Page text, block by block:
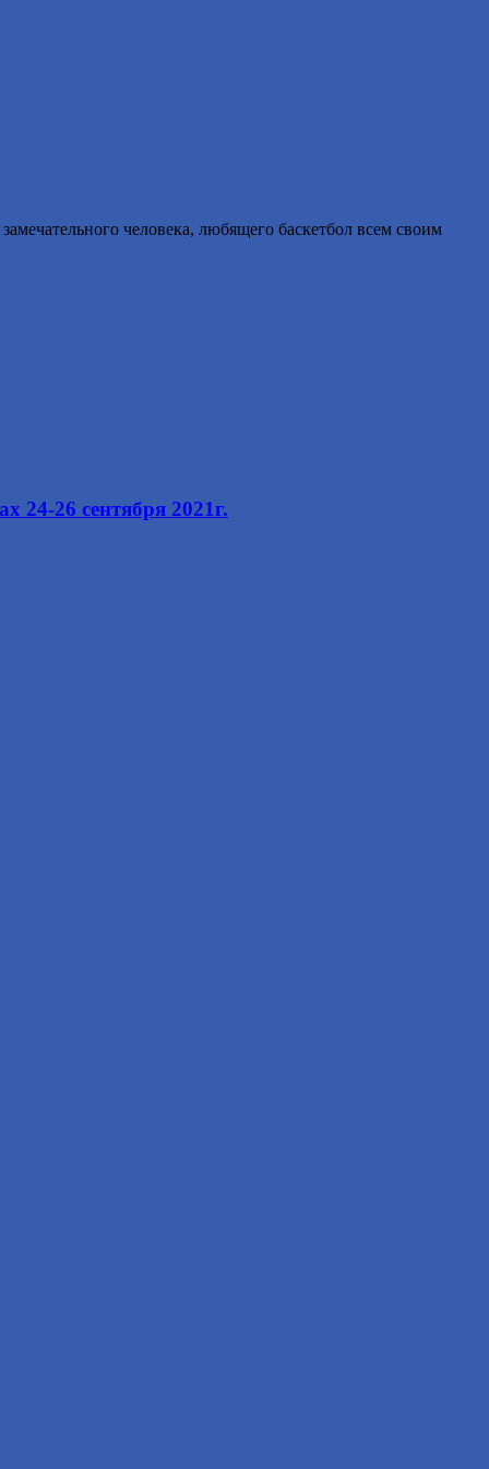
человека, любящего баскетбол всем своим
24-26 сентября 2021г.